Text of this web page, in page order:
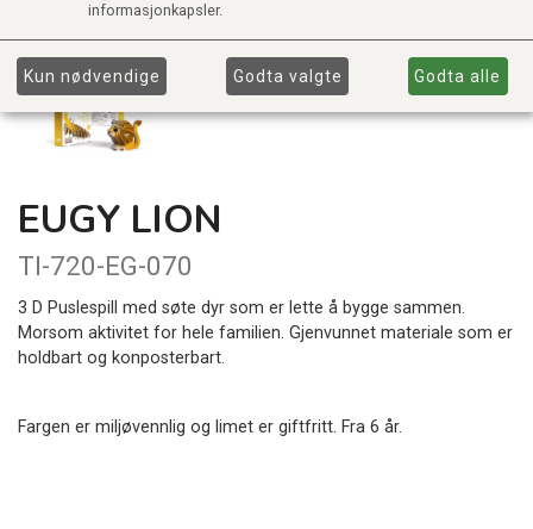
EUGY LION
TI-720-EG-070
3 D Puslespill med søte dyr som er lette å bygge sammen.
Morsom aktivitet for hele familien. Gjenvunnet materiale som er
holdbart og konposterbart.
Fargen er miljøvennlig og limet er giftfritt. Fra 6 år.
informasjonkapsler.
Kun nødvendige Godta valgte Godta alle